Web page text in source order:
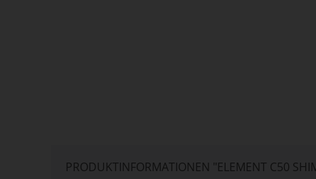
PRODUKTINFORMATIONEN "ELEMENT C50